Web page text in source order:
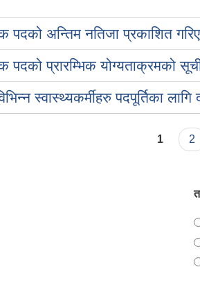
पदको अन्तिम नतिजा प्रकाशित
पदको प्रारम्भिक योग्यताक्रमको
स्वास्थ्यकर्मीहरु पदपूर्तिका
1 2